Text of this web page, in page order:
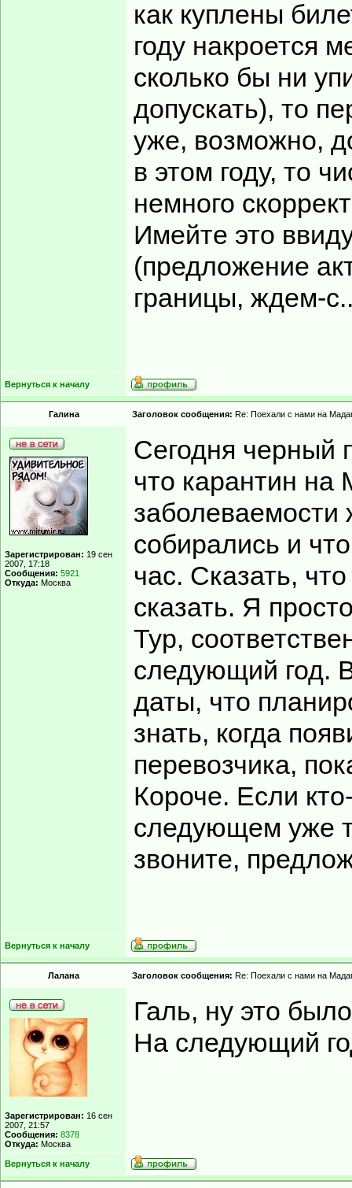
как куплены
году накроется
сколько бы ни
допускать), то
уже, возможно,
в этом году, то
немного
Имейте это
(предложение
границы, ждем-
Вернуться к началу
Гaлинa Заголовок сообщения: Re: Поехали с нами на
Зарегистрирован: 19 сен
2007, 17:18
Сообщения: 5921
Откуда: Москва
Сегодня черный
что карантин на
заболеваемости
собирались и
час. Сказать,
сказать. Я
Тур,
следующий год.
даты, что
знать, когда
перевозчика,
Короче. Если
следующем уже
звоните,
Вернуться к началу
Лалана Заголовок сообщения: Re: Поехали с нами на
Зарегистрирован: 16 сен
2007, 21:57
Сообщения: 8378
Откуда: Москва
Галь, ну это
На следующий
Вернуться к началу